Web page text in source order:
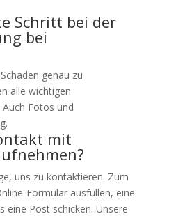
Schritt bei der
bei
genau zu
alle wichtigen
Fotos und
mit
uns zu kontaktieren. Zum
Formular ausfüllen, eine
eine Post schicken. Unsere